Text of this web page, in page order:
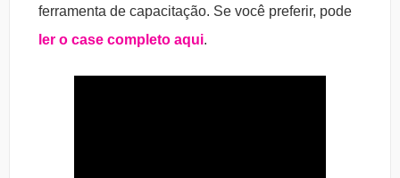
ferramenta de capacitação. Se você preferir, pode
ler o case completo aqui.